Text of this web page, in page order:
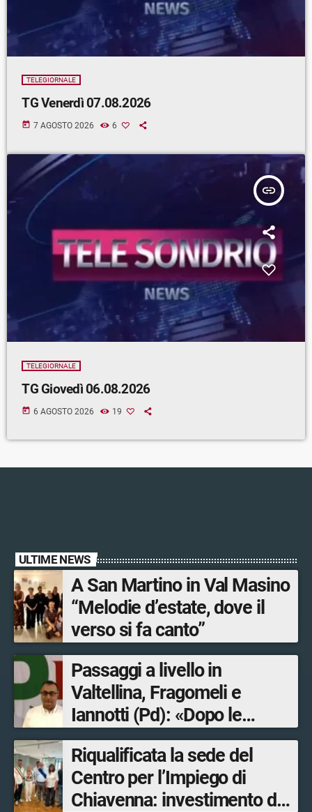
TELEGIORNALE
TG Venerdì 07.08.2026
today 7 AGOSTO 2026 6
insert_link
TELEGIORNALE
TG Giovedì 06.08.2026
today 6 AGOSTO 2026 19
ULTIME NEWS
A San Martino in Val Masino
“Melodie d’estate, dove il
verso si fa canto”
Passaggi a livello in
Valtellina, Fragomeli e
Iannotti (Pd): «Dopo le
Olimpiadi solo un terzo delle
opere sostitutive sarà
ultimato entro il 2026»
Riqualificata la sede del
Centro per l’Impiego di
Chiavenna: investimento da